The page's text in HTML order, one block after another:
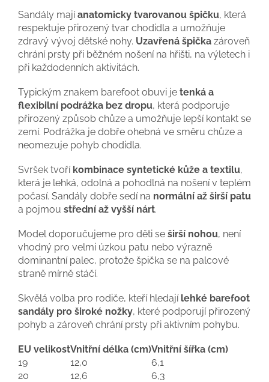
Sandály majíanatomicky tvarovanou špičku, která
respektuje přirozený tvar chodidla a umožňuje
zdravý vývoj dětské nohy. Uzavřená špička zároveň
chrání prsty při běžném nošení na hřišti, na výletech i
při každodenních aktivitách.
Typickým znakem barefoot obuvi je tenká a
flexibilní podrážka bez dropu, která podporuje
přirozený způsob chůze a umožňuje lepší kontakt se
zemí. Podrážka je dobře ohebná ve směru chůze a
neomezuje pohyb chodidla.
Svršek tvoří kombinace syntetické kůže a textilu,
která je lehká, odolná a pohodlná na nošení v teplém
počasí. Sandály dobře sedí na normální až širší patu
a pojmou střední až vyšší nárt.
Model doporučujeme pro děti se širší nohou, není
vhodný pro velmi úzkou patu nebo výrazně
dominantní palec, protože špička se na palcové
straně mírně stáčí.
Skvělá volba pro rodiče, kteří hledají lehké barefoot
sandály pro široké nožky, které podporují přirozený
pohyb a zároveň chrání prsty při aktivním pohybu.
EU velikostVnitřní délka (cm)Vnitřní šířka (cm)
19
12,0
6,1
20
12,6
6,3